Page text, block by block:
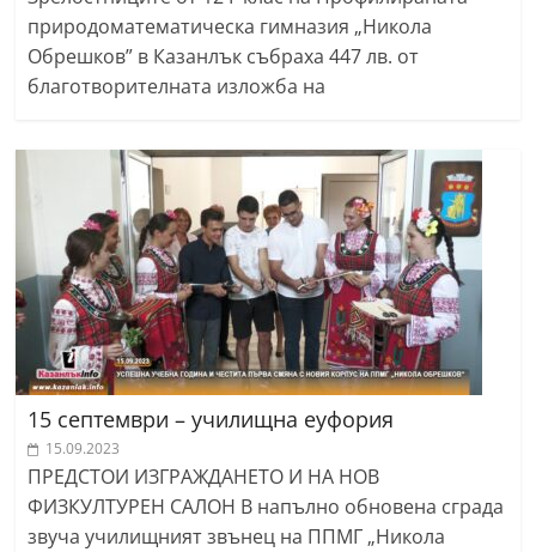
природоматематическа гимназия „Никола
Обрешков” в Казанлък събраха 447 лв. от
благотворителната изложба на
15 септември – училищна еуфория
15.09.2023
ПРЕДСТОИ ИЗГРАЖДАНЕТО И НА НОВ
ФИЗКУЛТУРЕН САЛОН В напълно обновена сграда
звуча училищният звънец на ППМГ „Никола